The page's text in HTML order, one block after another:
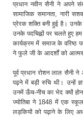
प्रधान नवीन सैनी ने अपने
सामाजिक समानता, नारी
प्रेरक शक्ति बनी हुई है। उनके
उनके पदचिह्नों पर चलते हुए
कार्यक्रम में समाज के वरिष्ठ
ने फुले जी के आदर्शों को
पूर्व प्रधान रोशन लाल सैनी
पढ़ने में बड़ी रुचि थी। उन्हें
उनमें ऊँच-नीच का भेद क्यों
ज्योतिबा ने 1848 में एक
लड़कियों को पढ़ाने के लिए